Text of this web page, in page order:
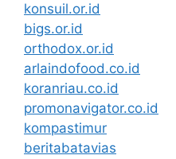
konsuil.or.id
bigs.or.id
orthodox.or.id
arlaindofood.co.id
koranriau.co.id
promonavigator.co.id
kompastimur
beritabatavias